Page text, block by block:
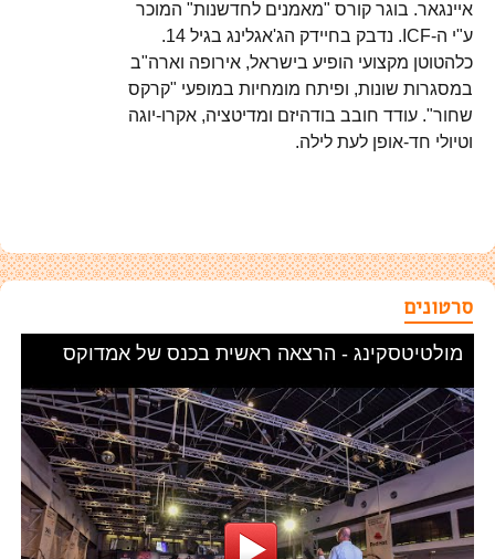
איינגאר. בוגר קורס "מאמנים לחדשנות" המוכר
ע"י ה-ICF. נדבק בחיידק הג'אגלינג בגיל 14.
כלהטוטן מקצועי הופיע בישראל, אירופה וארה"ב
במסגרות שונות, ופיתח מומחיות במופעי "קרקס
שחור". עודד חובב בודהיזם ומדיטציה, אקרו-יוגה
וטיולי חד-אופן לעת לילה.
סרטונים
מולטיטסקינג - הרצאה ראשית בכנס של אמדוקס